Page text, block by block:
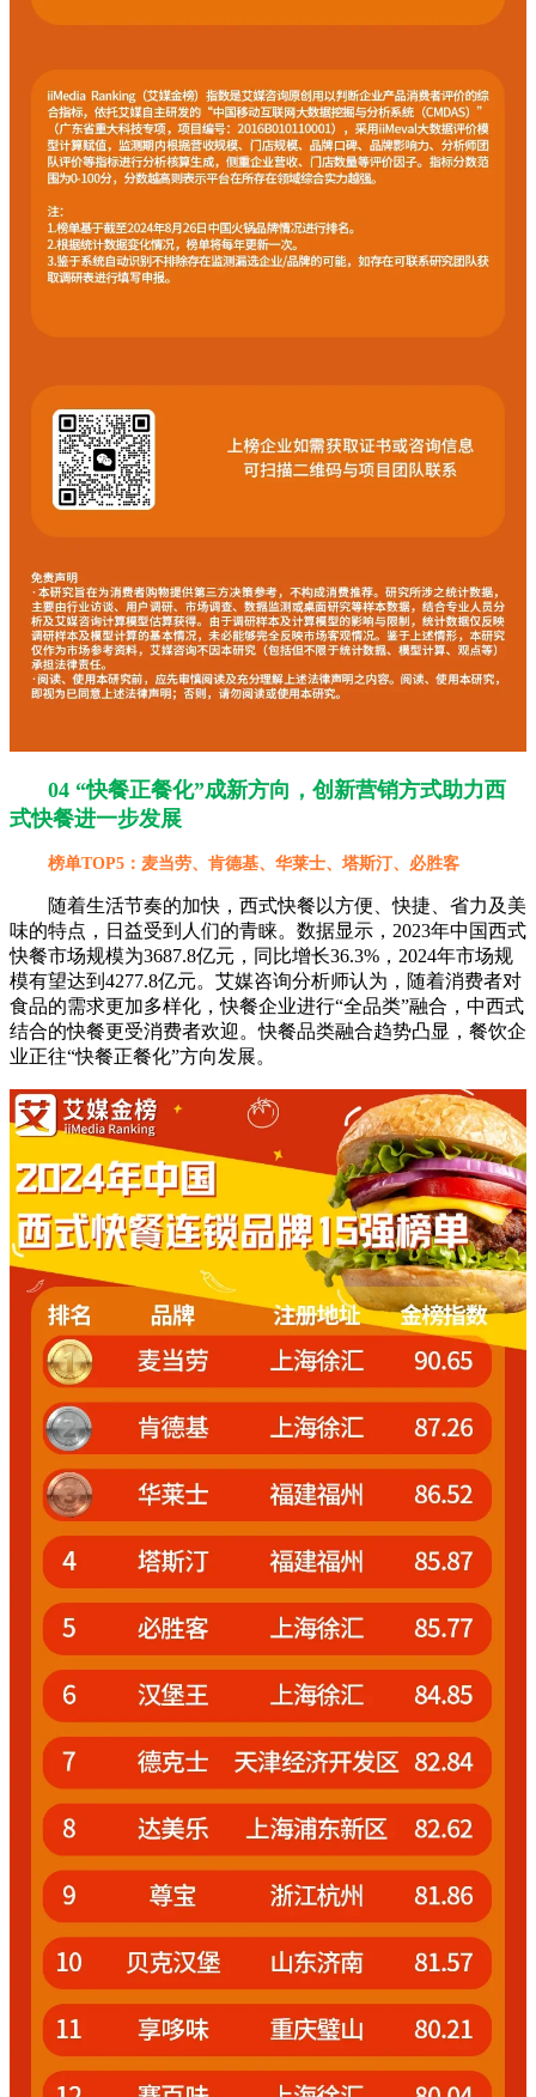
04 “快餐正餐化”成新方向，创新营销方式助力西
式快餐进一步发展
榜单TOP5：麦当劳、肯德基、华莱士、塔斯汀、必胜客
随着生活节奏的加快，西式快餐以方便、快捷、省力及美
味的特点，日益受到人们的青睐。数据显示，2023年中国西式
快餐市场规模为3687.8亿元，同比增长36.3%，2024年市场规
模有望达到4277.8亿元。艾媒咨询分析师认为，随着消费者对
食品的需求更加多样化，快餐企业进行“全品类”融合，中西式
结合的快餐更受消费者欢迎。快餐品类融合趋势凸显，餐饮企
业正往“快餐正餐化”方向发展。